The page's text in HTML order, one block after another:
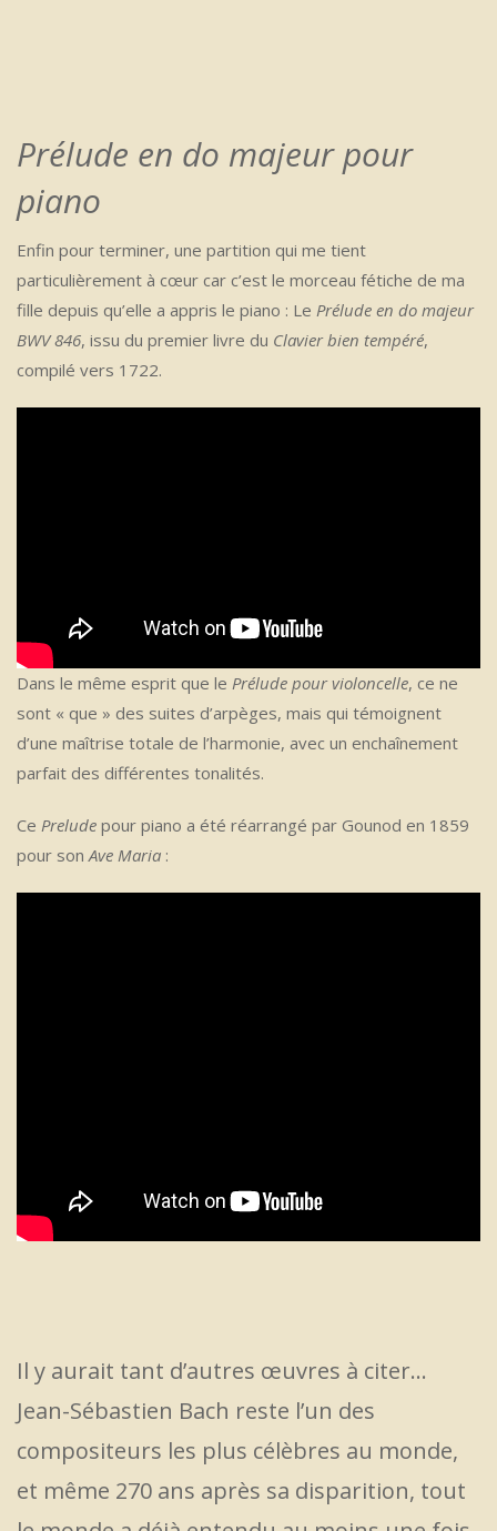
Prélude en do majeur pour
piano
Enfin pour terminer, une partition qui me tient
particulièrement à cœur car c’est le morceau fétiche de ma
fille depuis qu’elle a appris le piano : Le Prélude en do majeur
BWV 846, issu du premier livre du Clavier bien tempéré,
compilé vers 1722.
Dans le même esprit que le Prélude pour violoncelle, ce ne
sont « que » des suites d’arpèges, mais qui témoignent
d’une maîtrise totale de l’harmonie, avec un enchaînement
parfait des différentes tonalités.
Ce Prelude pour piano a été réarrangé par Gounod en 1859
pour son Ave Maria :
Il y aurait tant d’autres œuvres à citer…
Jean-Sébastien Bach reste l’un des
compositeurs les plus célèbres au monde,
et même 270 ans après sa disparition, tout